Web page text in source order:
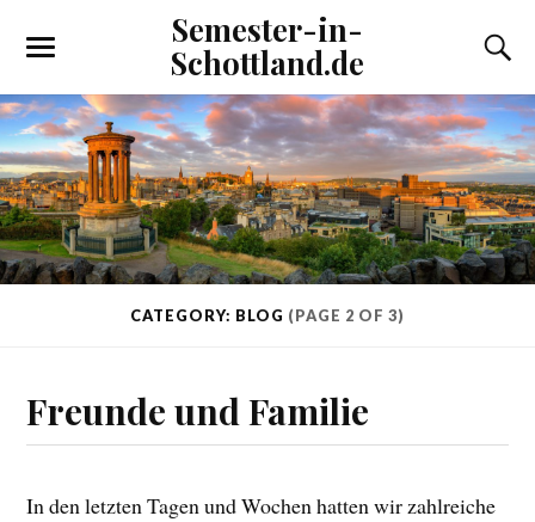
Semester-in-
Schottland.de
CATEGORY: BLOG (PAGE 2 OF 3)
Freunde und Familie
In den letzten Tagen und Wochen hatten wir zahlreiche